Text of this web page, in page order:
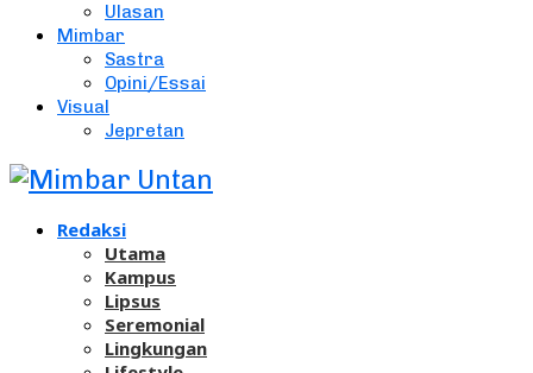
Ulasan
Mimbar
Sastra
Opini/Essai
Visual
Jepretan
Redaksi
Utama
Kampus
Lipsus
Seremonial
Lingkungan